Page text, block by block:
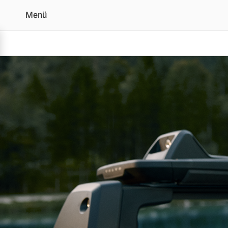
Original Volvo Zubehör
Menü